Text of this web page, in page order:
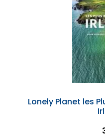
Lonely Planet les